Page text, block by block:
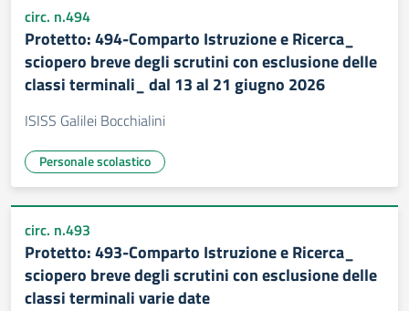
circ. n.494
Protetto: 494-Comparto Istruzione e Ricerca_
sciopero breve degli scrutini con esclusione delle
classi terminali_ dal 13 al 21 giugno 2026
ISISS Galilei Bocchialini
Personale scolastico
circ. n.493
Protetto: 493-Comparto Istruzione e Ricerca_
sciopero breve degli scrutini con esclusione delle
classi terminali varie date